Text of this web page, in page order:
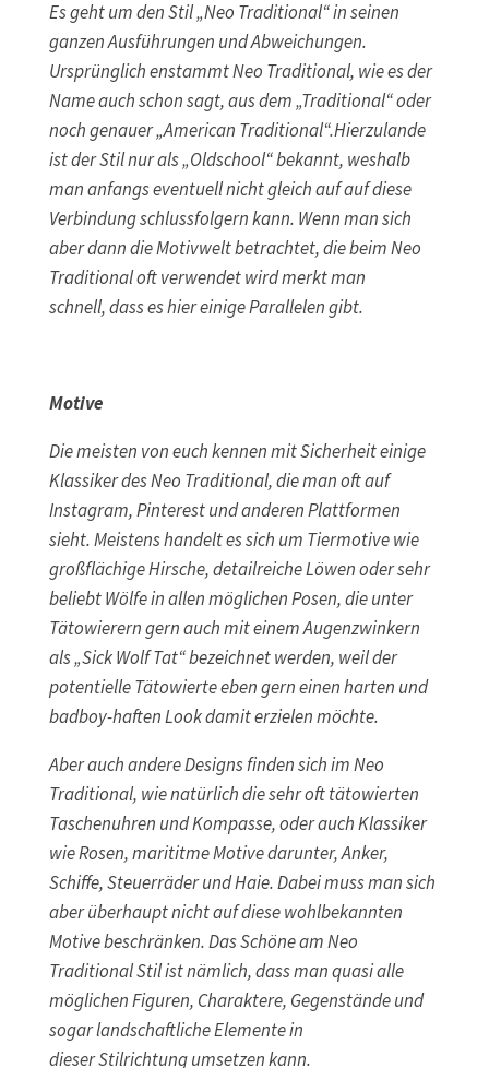
Es geht um den Stil „Neo Traditional“ in seinen
ganzen Ausführungen und Abweichungen.
Ursprünglich enstammt Neo Traditional, wie es der
Name auch schon sagt, aus dem „Traditional“ oder
noch genauer „American Traditional“.Hierzulande
ist der Stil nur als „Oldschool“ bekannt, weshalb
man anfangs eventuell nicht gleich auf auf diese
Verbindung schlussfolgern kann. Wenn man sich
aber dann die Motivwelt betrachtet, die beim Neo
Traditional oft verwendet wird merkt man
schnell, dass es hier einige Parallelen gibt.
Motive
Die meisten von euch kennen mit Sicherheit einige
Klassiker des Neo Traditional, die man oft auf
Instagram, Pinterest und anderen Plattformen
sieht. Meistens handelt es sich um Tiermotive wie
großflächige Hirsche, detailreiche Löwen oder sehr
beliebt Wölfe in allen möglichen Posen, die unter
Tätowierern gern auch mit einem Augenzwinkern
als „Sick Wolf Tat“ bezeichnet werden, weil der
potentielle Tätowierte eben gern einen harten und
badboy-haften Look damit erzielen möchte.
Aber auch andere Designs finden sich im Neo
Traditional, wie natürlich die sehr oft tätowierten
Taschenuhren und Kompasse, oder auch Klassiker
wie Rosen, marititme Motive darunter, Anker,
Schiffe, Steuerräder und Haie. Dabei muss man sich
aber überhaupt nicht auf diese wohlbekannten
Motive beschränken. Das Schöne am Neo
Traditional Stil ist nämlich, dass man quasi alle
möglichen Figuren, Charaktere, Gegenstände und
sogar landschaftliche Elemente in
dieser Stilrichtung umsetzen kann.